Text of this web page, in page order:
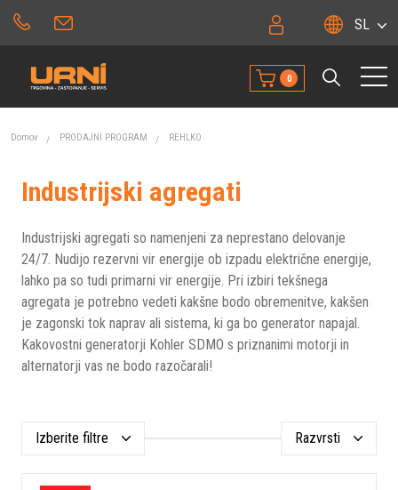
SL
0
Domov PRODAJNI PROGRAM REHLKO
Industrijski agregati
Industrijski agregati so namenjeni za neprestano delovanje
24/7. Nudijo rezervni vir energije ob izpadu električne energije,
lahko pa so tudi primarni vir energije. Pri izbiri tekšnega
agregata je potrebno vedeti kakšne bodo obremenitve, kakšen
je zagonski tok naprav ali sistema, ki ga bo generator napajal.
Kakovostni generatorji Kohler SDMO s priznanimi motorji in
alternatorji vas ne bodo razočarali!
Izberite filtre Razvrsti